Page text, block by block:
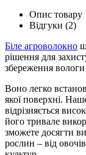
Опис товару
Відгуки (2)
Біле агроволокно
рішення для
збереження
Воно легко
якої поверхні.
відрізняється
його тривале
зможете досягти
рослин – від